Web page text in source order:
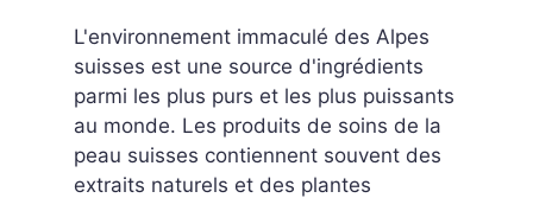
L'environnement immaculé des Alpes
suisses est une source d'ingrédients
parmi les plus purs et les plus puissants
au monde. Les produits de soins de la
peau suisses contiennent souvent des
extraits naturels et des plantes